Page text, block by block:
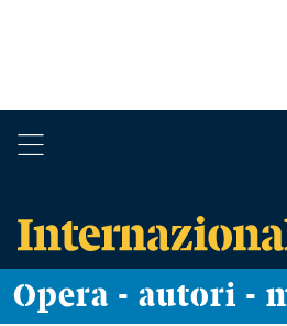
Opera - autori -